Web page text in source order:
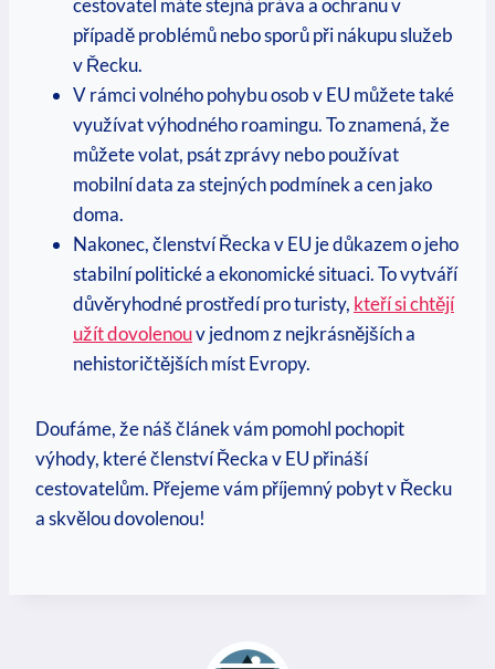
případě problémů nebo sporů při nákupu služeb
v Řecku.
V rámci volného pohybu osob v EU můžete také
využívat výhodného roamingu. To znamená, že
můžete volat, psát zprávy nebo používat
mobilní data za stejných podmínek a cen jako
doma.
Nakonec, členství Řecka v EU je důkazem o jeho
stabilní politické a ekonomické situaci. To vytváří
důvěryhodné prostředí pro turisty, kteří si chtějí
užít dovolenouv jednom z nejkrásnějších a
nehistoričtějších míst Evropy.
Doufáme, že náš článek vám pomohl pochopit
výhody, které členství Řecka v EU přináší
cestovatelům. Přejeme vám příjemný pobyt v Řecku
a skvělou dovolenou!